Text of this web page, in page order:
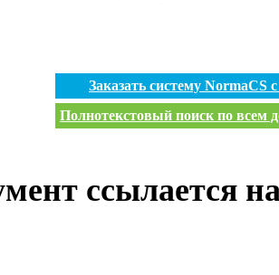
Заказать систему
Полнотекстовый поиск по всем
ссылается